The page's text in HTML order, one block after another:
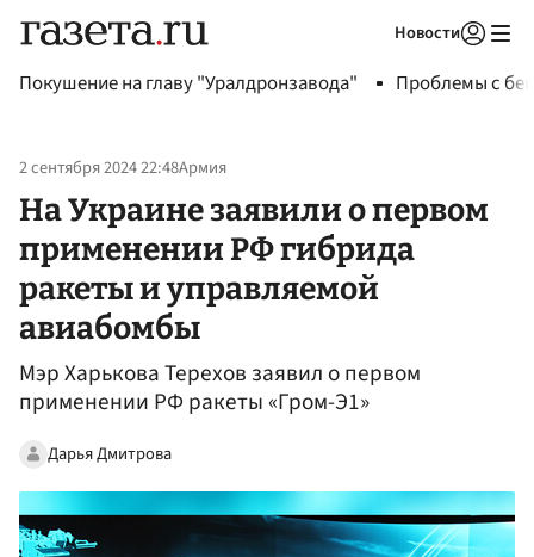
Новости
Покушение на главу "Уралдронзавода" Проблемы с
2 сентября 2024 22:48Армия
На Украине заявили о первом
применении РФ гибрида
ракеты и управляемой
авиабомбы
Мэр Харькова Терехов заявил о первом
применении РФ ракеты «Гром-Э1»
Дарья Дмитрова